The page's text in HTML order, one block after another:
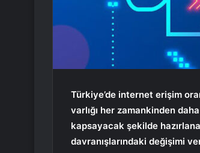
Türkiye’de internet erişim
varlığı her zamankinden
kapsayacak şekilde
davranışlarındaki değişimi